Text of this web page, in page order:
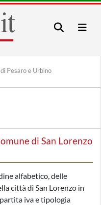
Pesaro e Urbino
di San Lorenzo
alfabetico, delle
città di San Lorenzo in
iva e tipologia